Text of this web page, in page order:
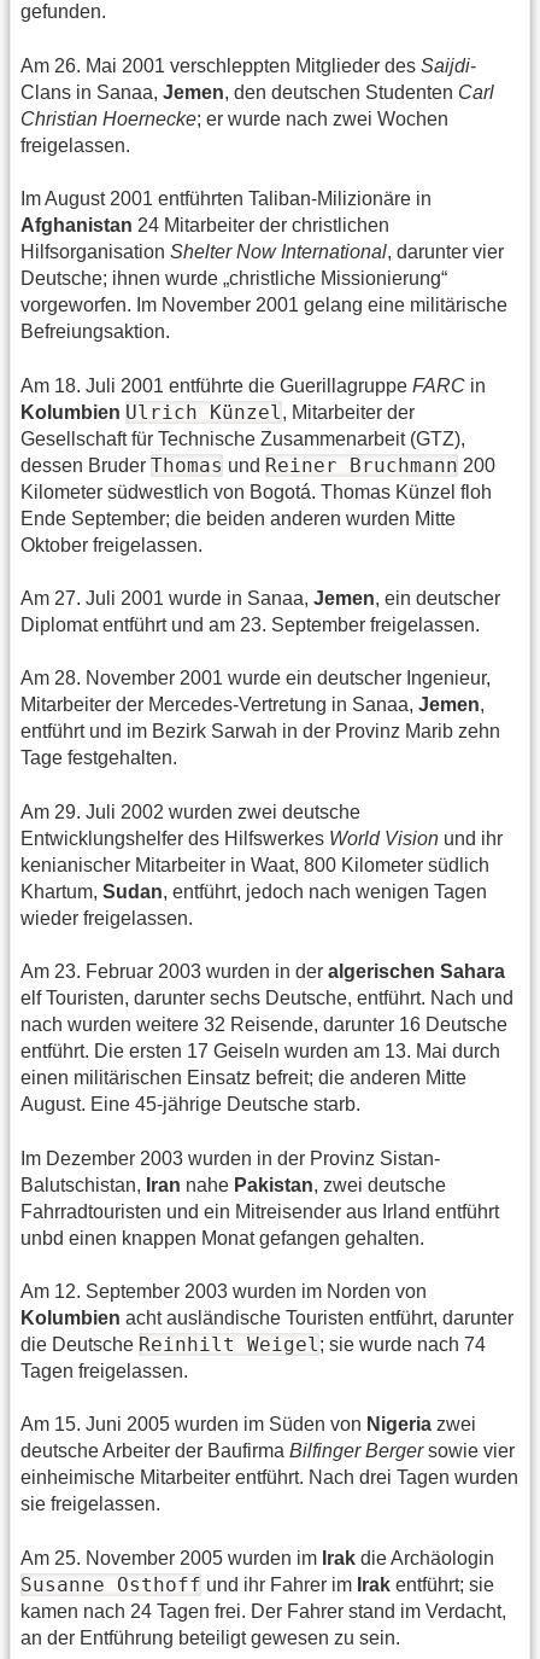
gefunden.
Am 26. Mai 2001 verschleppten Mitglieder des Saijdi-
Clans in Sanaa, Jemen, den deutschen Studenten Carl
Christian Hoernecke; er wurde nach zwei Wochen
freigelassen.
Im August 2001 entführten Taliban-Milizionäre in
Afghanistan 24 Mitarbeiter der christlichen
Hilfsorganisation Shelter Now International, darunter vier
Deutsche; ihnen wurde „christliche Missionierung“
vorgeworfen. Im November 2001 gelang eine militärische
Befreiungsaktion.
Am 18. Juli 2001 entführte die Guerillagruppe FARC in
Kolumbien Ulrich Künzel , Mitarbeiter der
Gesellschaft für Technische Zusammenarbeit (GTZ),
dessen Bruder Thomas und Reiner Bruchmann 200
Kilometer südwestlich von Bogotá. Thomas Künzel floh
Ende September; die beiden anderen wurden Mitte
Oktober freigelassen.
Am 27. Juli 2001 wurde in Sanaa, Jemen, ein deutscher
Diplomat entführt und am 23. September freigelassen.
Am 28. November 2001 wurde ein deutscher Ingenieur,
Mitarbeiter der Mercedes-Vertretung in Sanaa, Jemen,
entführt und im Bezirk Sarwah in der Provinz Marib zehn
Tage festgehalten.
Am 29. Juli 2002 wurden zwei deutsche
Entwicklungshelfer des Hilfswerkes World Vision und ihr
kenianischer Mitarbeiter in Waat, 800 Kilometer südlich
Khartum, Sudan, entführt, jedoch nach wenigen Tagen
wieder freigelassen.
Am 23. Februar 2003 wurden in der algerischen Sahara
elf Touristen, darunter sechs Deutsche, entführt. Nach und
nach wurden weitere 32 Reisende, darunter 16 Deutsche
entführt. Die ersten 17 Geiseln wurden am 13. Mai durch
einen militärischen Einsatz befreit; die anderen Mitte
August. Eine 45-jährige Deutsche starb.
Im Dezember 2003 wurden in der Provinz Sistan-
Balutschistan, Iran nahe Pakistan, zwei deutsche
Fahrradtouristen und ein Mitreisender aus Irland entführt
unbd einen knappen Monat gefangen gehalten.
Am 12. September 2003 wurden im Norden von
Kolumbien acht ausländische Touristen entführt, darunter
die Deutsche Reinhilt Weigel; sie wurde nach 74
Tagen freigelassen.
Am 15. Juni 2005 wurden im Süden von Nigeria zwei
deutsche Arbeiter der Baufirma Bilfinger Bergersowie vier
einheimische Mitarbeiter entführt. Nach drei Tagen wurden
sie freigelassen.
Am 25. November 2005 wurden im Irak die Archäologin
Susanne Osthoff und ihr Fahrer im Irak entführt; sie
kamen nach 24 Tagen frei. Der Fahrer stand im Verdacht,
an der Entführung beteiligt gewesen zu sein.